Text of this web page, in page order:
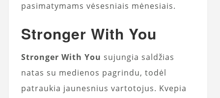
pasimatymams vėsesniais mėnesiais.
Stronger With You
Stronger With You sujungia saldžias
natas su medienos pagrindu, todėl
patraukia jaunesnius vartotojus. Kvepia